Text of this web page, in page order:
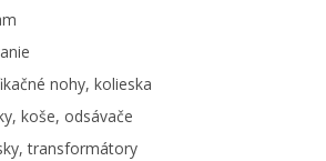
nohy, kolieska
koše, odsávače
transformátory